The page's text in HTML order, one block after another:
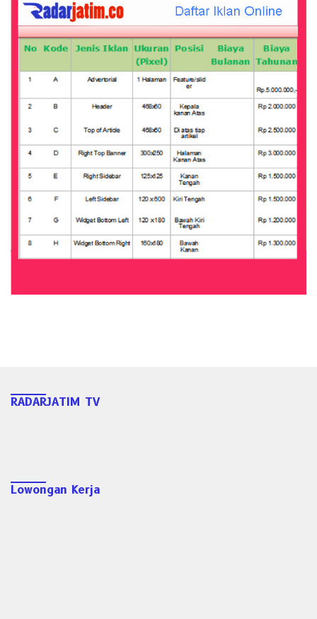
RADARJATIM TV
Lowongan Kerja